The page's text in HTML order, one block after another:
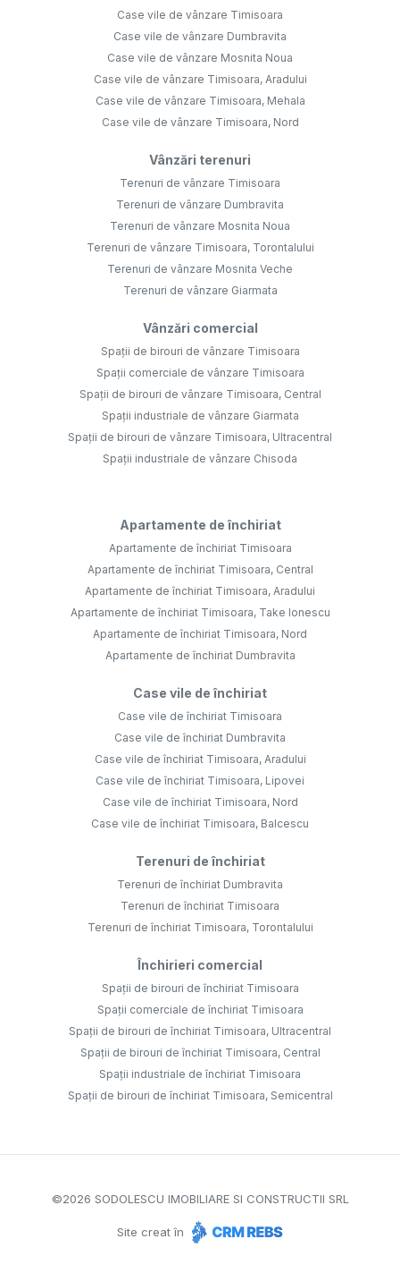
Case vile de vânzare Timisoara
Case vile de vânzare Dumbravita
Case vile de vânzare Mosnita Noua
Case vile de vânzare Timisoara, Aradului
Case vile de vânzare Timisoara, Mehala
Case vile de vânzare Timisoara, Nord
Vânzări terenuri
Terenuri de vânzare Timisoara
Terenuri de vânzare Dumbravita
Terenuri de vânzare Mosnita Noua
Terenuri de vânzare Timisoara, Torontalului
Terenuri de vânzare Mosnita Veche
Terenuri de vânzare Giarmata
Vânzări comercial
Spații de birouri de vânzare Timisoara
Spații comerciale de vânzare Timisoara
Spații de birouri de vânzare Timisoara, Central
Spații industriale de vânzare Giarmata
Spații de birouri de vânzare Timisoara, Ultracentral
Spații industriale de vânzare Chisoda
Apartamente de închiriat
Apartamente de închiriat Timisoara
Apartamente de închiriat Timisoara, Central
Apartamente de închiriat Timisoara, Aradului
Apartamente de închiriat Timisoara, Take Ionescu
Apartamente de închiriat Timisoara, Nord
Apartamente de închiriat Dumbravita
Case vile de închiriat
Case vile de închiriat Timisoara
Case vile de închiriat Dumbravita
Case vile de închiriat Timisoara, Aradului
Case vile de închiriat Timisoara, Lipovei
Case vile de închiriat Timisoara, Nord
Case vile de închiriat Timisoara, Balcescu
Terenuri de închiriat
Terenuri de închiriat Dumbravita
Terenuri de închiriat Timisoara
Terenuri de închiriat Timisoara, Torontalului
Închirieri comercial
Spații de birouri de închiriat Timisoara
Spații comerciale de închiriat Timisoara
Spații de birouri de închiriat Timisoara, Ultracentral
Spații de birouri de închiriat Timisoara, Central
Spații industriale de închiriat Timisoara
Spații de birouri de închiriat Timisoara, Semicentral
©2026 SODOLESCU IMOBILIARE SI CONSTRUCTII SRL
Site creat în